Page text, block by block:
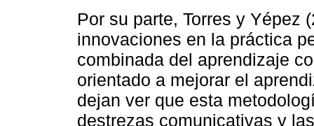
Por su parte, Torres y Yépez
innovaciones en la práctica
combinada del aprendizaje
orientado a mejorar el
dejan ver que esta
destrezas comunicativas y